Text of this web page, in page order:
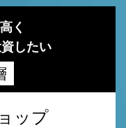
く
したい
ップ